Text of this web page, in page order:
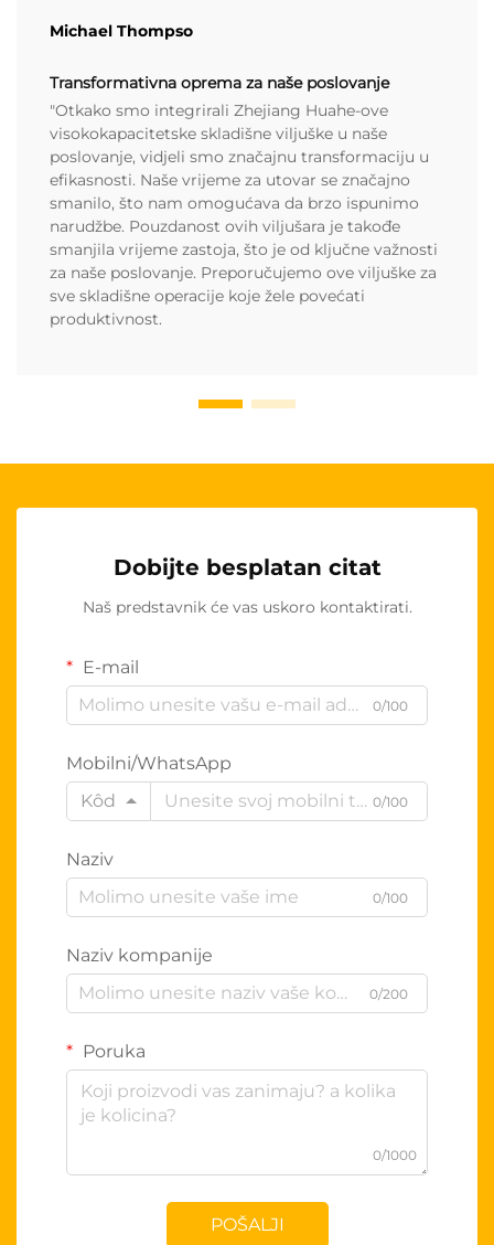
Michael Thompso
Transformativna oprema za naše poslovanje
"Otkako smo integrirali Zhejiang Huahe-ove
visokokapacitetske skladišne viljuške u naše
poslovanje, vidjeli smo značajnu transformaciju u
efikasnosti. Naše vrijeme za utovar se značajno
smanilo, što nam omogućava da brzo ispunimo
narudžbe. Pouzdanost ovih viljušara je takođe
smanjila vrijeme zastoja, što je od ključne važnosti
za naše poslovanje. Preporučujemo ove viljuške za
sve skladišne operacije koje žele povećati
produktivnost.
Dobijte besplatan citat
Naš predstavnik će vas uskoro kontaktirati.
E-mail
0/100
Mobilni/WhatsApp
Kôd
0/100
Naziv
0/100
Naziv kompanije
0/200
Poruka
0/1000
POŠALJI